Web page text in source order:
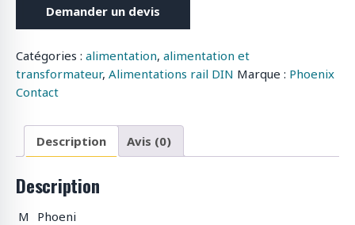
Demander un devis
Catégories : alimentation, alimentation et
transformateur, Alimentations rail DIN Marque : Phoenix
Contact
Description Avis (0)
Description
M
Phoeni